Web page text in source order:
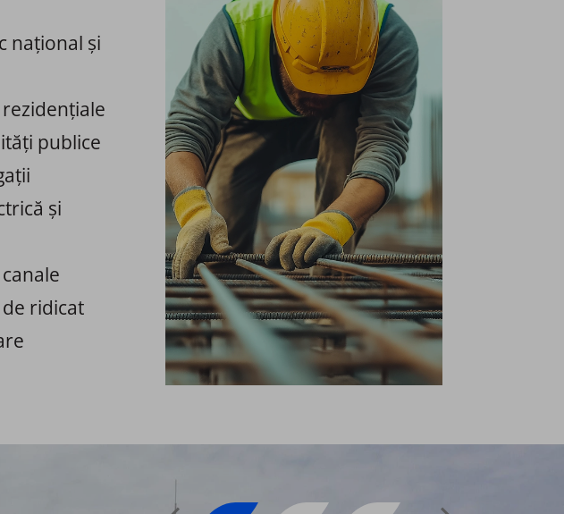
național și
publice
și
ridicat​​